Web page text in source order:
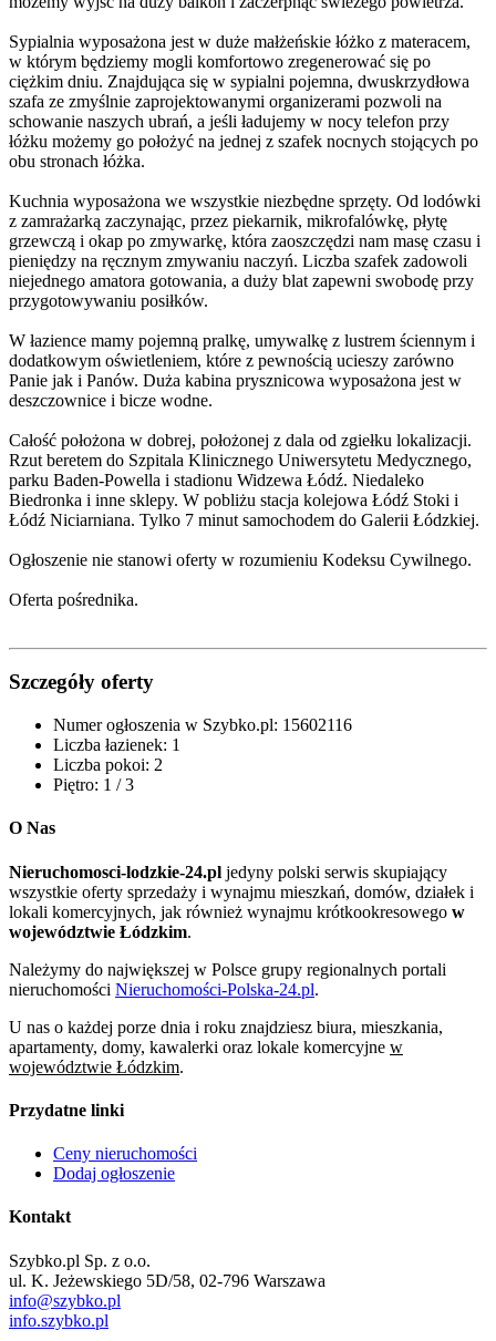
Sypialnia wyposażona jest w duże małżeńskie łóżko z materacem,
w którym będziemy mogli komfortowo zregenerować się po
ciężkim dniu. Znajdująca się w sypialni pojemna, dwuskrzydłowa
szafa ze zmyślnie zaprojektowanymi organizerami pozwoli na
schowanie naszych ubrań, a jeśli ładujemy w nocy telefon przy
łóżku możemy go położyć na jednej z szafek nocnych stojących po
obu stronach łóżka.
Kuchnia wyposażona we wszystkie niezbędne sprzęty. Od lodówki
z zamrażarką zaczynając, przez piekarnik, mikrofalówkę, płytę
grzewczą i okap po zmywarkę, która zaoszczędzi nam masę czasu i
pieniędzy na ręcznym zmywaniu naczyń. Liczba szafek zadowoli
niejednego amatora gotowania, a duży blat zapewni swobodę przy
przygotowywaniu posiłków.
W łazience mamy pojemną pralkę, umywalkę z lustrem ściennym i
dodatkowym oświetleniem, które z pewnością ucieszy zarówno
Panie jak i Panów. Duża kabina prysznicowa wyposażona jest w
deszczownice i bicze wodne.
Całość położona w dobrej, położonej z dala od zgiełku lokalizacji.
Rzut beretem do Szpitala Klinicznego Uniwersytetu Medycznego,
parku Baden-Powella i stadionu Widzewa Łódź. Niedaleko
Biedronka i inne sklepy. W pobliżu stacja kolejowa Łódź Stoki i
Łódź Niciarniana. Tylko 7 minut samochodem do Galerii Łódzkiej.
Ogłoszenie nie stanowi oferty w rozumieniu Kodeksu Cywilnego.
Oferta pośrednika.
Szczegóły oferty
Numer ogłoszenia w Szybko.pl: 15602116
Liczba łazienek: 1
Liczba pokoi: 2
Piętro: 1 / 3
O Nas
Nieruchomosci-lodzkie-24.pl jedyny polski serwis skupiający
wszystkie oferty sprzedaży i wynajmu mieszkań, domów, działek i
lokali komercyjnych, jak również wynajmu krótkookresowego w
województwie Łódzkim.
Należymy do największej w Polsce grupy regionalnych portali
nieruchomości Nieruchomości-Polska-24.pl.
U nas o każdej porze dnia i roku znajdziesz biura, mieszkania,
apartamenty, domy, kawalerki oraz lokale komercyjne w
województwie Łódzkim.
Przydatne linki
Ceny nieruchomości
Dodaj ogłoszenie
Kontakt
Szybko.pl Sp. z o.o.
ul. K. Jeżewskiego 5D/58, 02-796 Warszawa
info@szybko.pl
info.szybko.pl